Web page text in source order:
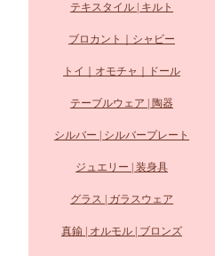
テキスタイル | キルト
ブロカント｜シャビー
トイ｜オモチャ｜ドール
テーブルウェア | 陶器
シルバー | シルバープレート
ジュエリー | 装身具
グラス | ガラスウェア
真鍮 | オルモル | ブロンズ